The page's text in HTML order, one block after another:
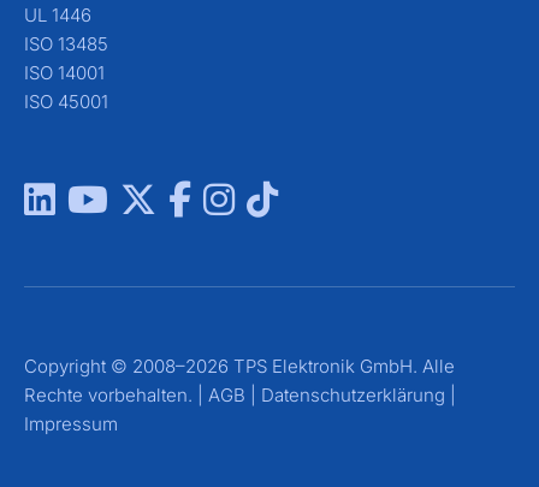
UL 1446
ISO 13485
ISO 14001
ISO 45001
Copyright © 2008–2026 TPS Elektronik GmbH. Alle
Rechte vorbehalten. | AGB Datenschutzerklärung
Impressum